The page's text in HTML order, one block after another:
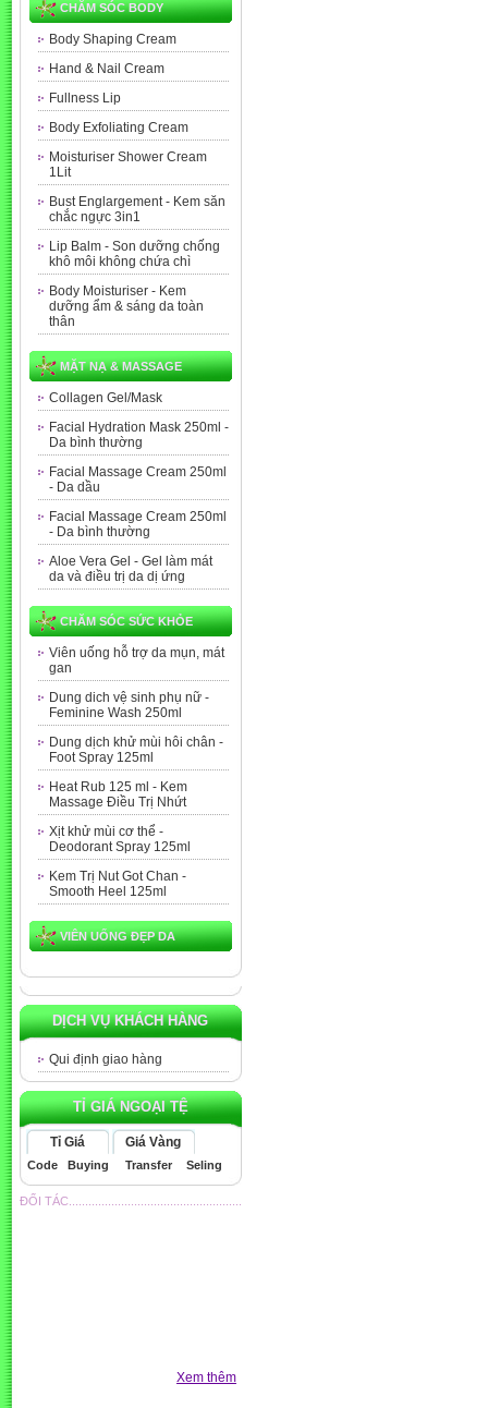
CHĂM SÓC BODY
Body Shaping Cream
Hand & Nail Cream
Fullness Lip
Body Exfoliating Cream
Moisturiser Shower Cream
1Lit
Bust Englargement - Kem săn
chắc ngực 3in1
Lip Balm - Son dưỡng chống
khô môi không chứa chì
Body Moisturiser - Kem
dưỡng ẩm & sáng da toàn
thân
MẶT NẠ & MASSAGE
Collagen Gel/Mask
Facial Hydration Mask 250ml -
Da bình thường
Facial Massage Cream 250ml
- Da dầu
Facial Massage Cream 250ml
- Da bình thường
Aloe Vera Gel - Gel làm mát
da và điều trị da dị ứng
CHĂM SÓC SỨC KHỎE
Viên uống hỗ trợ da mụn, mát
gan
Dung dich vệ sinh phụ nữ -
Feminine Wash 250ml
Dung dịch khử mùi hôi chân -
Foot Spray 125ml
Heat Rub 125 ml - Kem
Massage Điều Trị Nhứt
Xịt khử mùi cơ thể -
Deodorant Spray 125ml
Kem Trị Nut Got Chan -
Smooth Heel 125ml
VIÊN UỐNG ĐẸP DA
DỊCH VỤ KHÁCH HÀNG
Qui định giao hàng
TỈ GIÁ NGOẠI TỆ
Tỉ Giá Giá Vàng
Code Buying Transfer Seling
ĐỐI TÁC.....................................................
Xem thêm